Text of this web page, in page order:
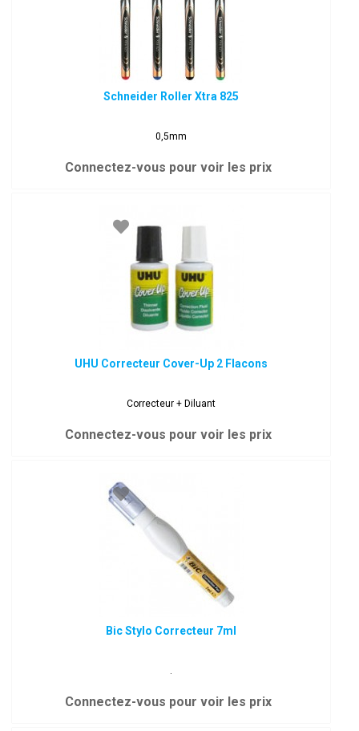
Schneider Roller Xtra 825
0,5mm
Connectez-vous pour voir les prix
UHU Correcteur Cover-Up 2 Flacons
Correcteur + Diluant
Connectez-vous pour voir les prix
Bic Stylo Correcteur 7ml
.
Connectez-vous pour voir les prix